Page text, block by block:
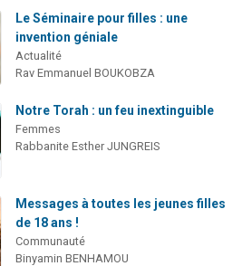
Le Séminaire pour filles : une
invention géniale
Actualité
Rav Emmanuel BOUKOBZA
Notre Torah : un feu inextinguible
Femmes
Rabbanite Esther JUNGREIS
Messages à toutes les jeunes filles
de 18 ans !
Communauté
Binyamin BENHAMOU